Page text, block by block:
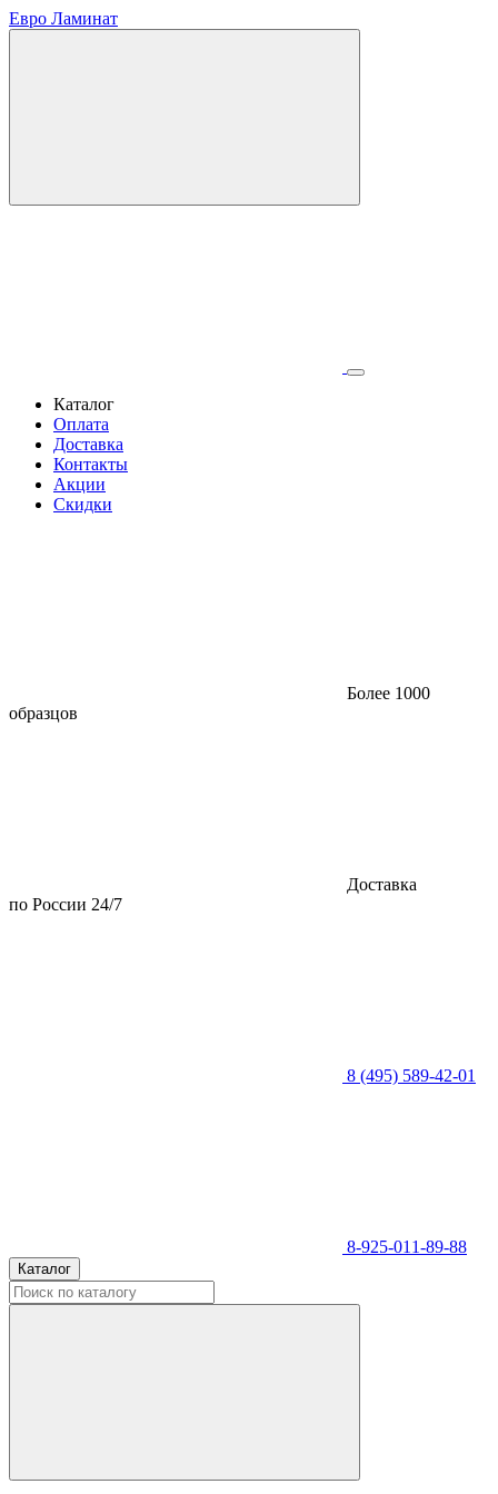
Евро Ламинат
Каталог
Оплата
Доставка
Контакты
Акции
Скидки
Более 1000
образцов
Доставка
по России 24/7
8 (495) 589-42-01
8-925-011-89-88
Каталог